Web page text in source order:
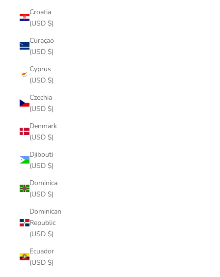
Croatia
(USD $)
Curaçao
(USD $)
Cyprus
(USD $)
Czechia
(USD $)
Denmark
(USD $)
Djibouti
(USD $)
Dominica
(USD $)
Dominican
Republic
(USD $)
Ecuador
(USD $)